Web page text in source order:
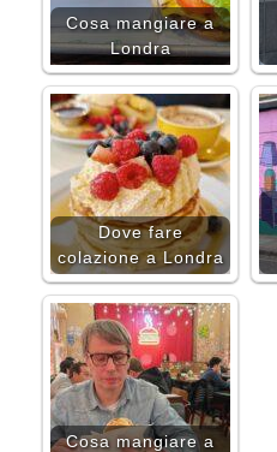
Cosa mangiare a
Londra
Dove fare
colazione a Londra
Cosa mangiare a